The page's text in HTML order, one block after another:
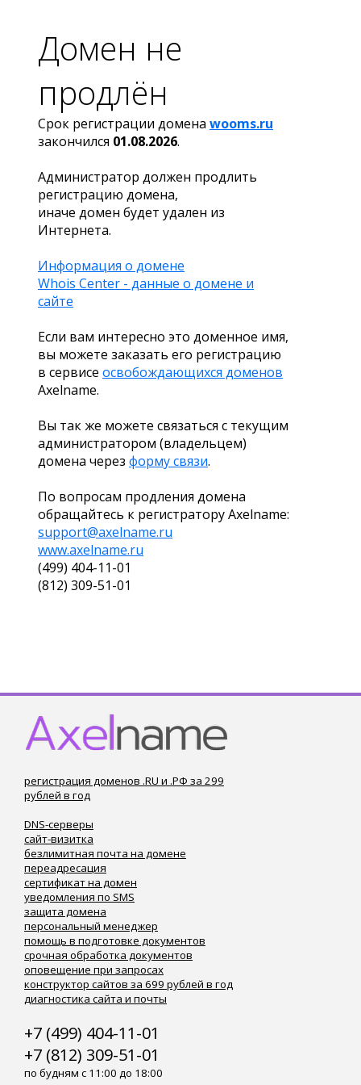
Домен не
продлён
Срок регистрации домена wooms.ru
закончился 01.08.2026.
Администратор должен продлить
регистрацию домена,
иначе домен будет удален из
Интернета.
Информация о домене
Whois Center - данные о домене и
сайте
Если вам интересно это доменное имя,
вы можете заказать его регистрацию
в сервисе освобождающихся доменов
Axelname.
Вы так же можете связаться с текущим
администратором (владельцем)
домена через форму связи.
По вопросам продления домена
обращайтесь к регистратору Axelname:
support@axelname.ru
www.axelname.ru
(499) 404-11-01
(812) 309-51-01
регистрация доменов .RU и .РФ за 299
рублей в год
DNS-серверы
сайт-визитка
безлимитная почта на домене
переадресация
сертификат на домен
уведомления по SMS
защита домена
персональный менеджер
помощь в подготовке документов
срочная обработка документов
оповещение при запросах
конструктор сайтов за 699 рублей в год
диагностика сайта и почты
+7 (499) 404-11-01
+7 (812) 309-51-01
по будням с 11:00 до 18:00